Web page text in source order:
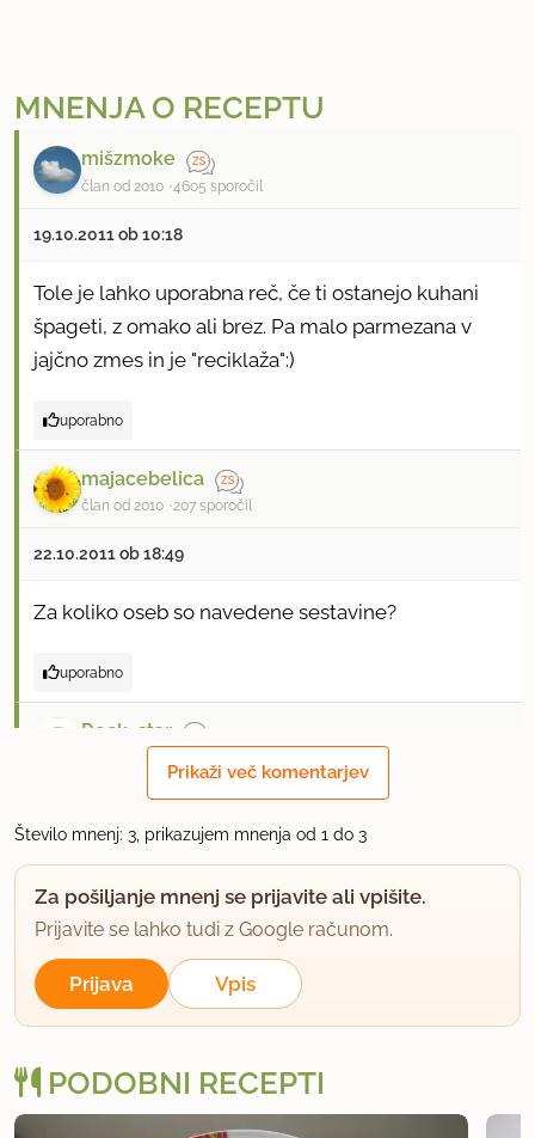
MNENJA O RECEPTU
mišzmoke
član od 2010 4605 sporočil
19.10.2011 ob 10:18
Tole je lahko uporabna reč, če ti ostanejo kuhani
špageti, z omako ali brez. Pa malo parmezana v
jajčno zmes in je "reciklaža":)
uporabno
majacebelica
član od 2010 207 sporočil
22.10.2011 ob 18:49
Za koliko oseb so navedene sestavine?
uporabno
Rock_star
22.10.2011 ob 21:15
Jaz delam s temi količinami za dve osebi. Dam
malo manj špagetov, ker je kar nasitno. :)
uporabno
Prikaži več komentarjev
Število mnenj: 3, prikazujem mnenja od 1 do 3
Za pošiljanje mnenj se prijavite ali vpišite.
Prijavite se lahko tudi z Google računom.
Prijava Vpis
PODOBNI RECEPTI